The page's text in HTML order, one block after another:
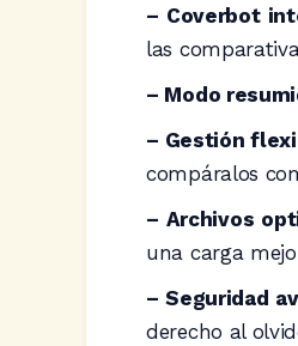
– Coverbot
las
– Modo
– Gestión
compáralos
– Archivos
una carga
– Seguridad
derecho al